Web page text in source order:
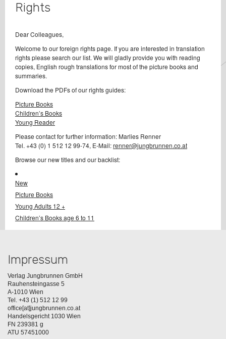
Rights
Dear Colleagues,
Welcome to our foreign rights page. If you are interested in translation
rights please search our list. We will gladly provide you with reading
copies, English rough translations for most of the picture books and
summaries.
Download the PDFs of our rights guides:
Picture Books
Children’s Books
Young Reader
Please contact for further information: Marlies Renner
Tel. +43 (0) 1 512 12 99-74, E-Mail:renner@jungbrunnen.co.at
Browse our new titles and our backlist:
New
Picture Books
Young Adults 12 +
Children’s Books age 6 to 11
Impressum
Verlag Jungbrunnen GmbH
Rauhensteingasse 5
A-1010 Wien
Tel. +43 (1) 512 12 99
office[at]jungbrunnen.co.at
Handelsgericht 1030 Wien
FN 239381 g
ATU 57451000